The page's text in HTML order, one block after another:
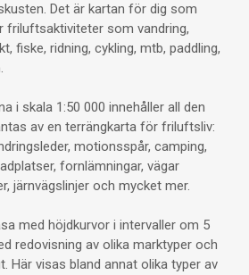
Det är kartan för dig som
som vandring,
fiske, ridning, cykling, mtb, paddling,
i skala 1:50 000 innehåller all den
av en terrängkarta för friluftsliv:
motionsspår, camping,
fornlämningar, vägar
järnvägslinjer och mycket mer.
med höjdkurvor i intervaller om 5
redovisning av olika marktyper och
Här visas bland annat olika typer av